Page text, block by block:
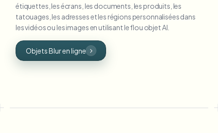
étiquettes, les écrans, les documents, les produits, les
tatouages, les adresses et les régions personnalisées dans
les vidéos ou les images en utilisant le flou objet AI.
Objets Blur en ligne